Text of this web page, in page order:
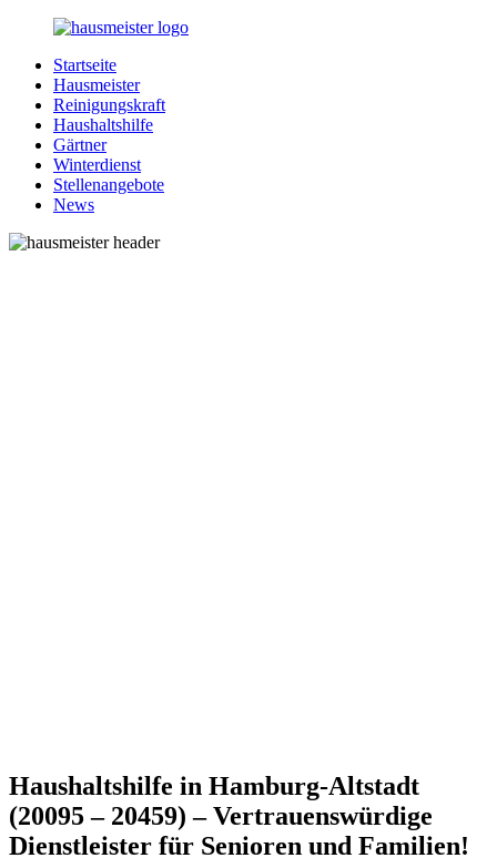
Zurück
Inhalt
Hausmeister.de
Alles
rund
Ihren
Haushalt
Startseite
Hausmeister
Reinigungskraft
Haushaltshilfe
Gärtner
Winterdienst
Stellenangebote
News
Haushaltshilfe in Hamburg-Altstadt
(20095 – 20459) – Vertrauenswürdige
Dienstleister für Senioren und Familien!